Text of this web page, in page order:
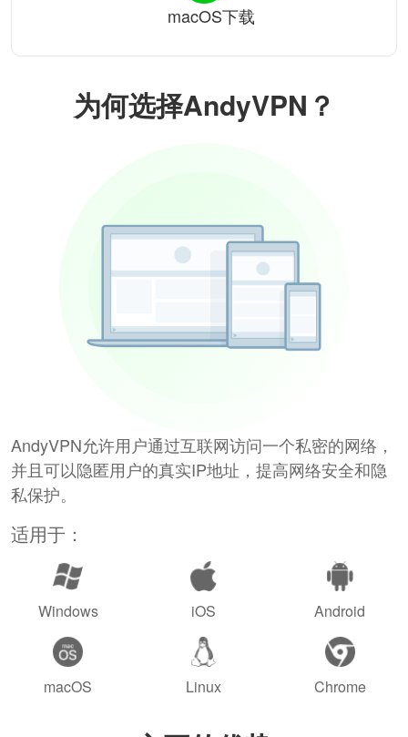
为何选择AndyVPN？
AndyVPN允许用户通过互联网访问一个私密的网络，
并且可以隐匿用户的真实IP地址，提高网络安全和隐
私保护。
适用于：
Windows iOS Android
macOS Linux Chrome
macOS下载